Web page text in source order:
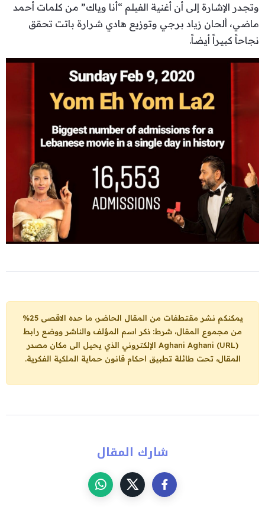
وتجدر الإشارة إلى أن أغنية الفيلم “أنا وياك” من كلمات أحمد
ماضي، ألحان زياد برجي وتوزيع هادي شرارة باتت تحقق
نجاحاً كبيراً أيضاً.
يمكنكم نشر مقتطفات من المقال الحاضر، ما حده الاقصى 25%
من مجموع المقال، شرط: ذكر اسم المؤلف والناشر ووضع رابط
Aghani Aghani (URL) الإلكتروني الذي يحيل الى مكان مصدر
المقال، تحت طائلة تطبيق احكام قانون حماية الملكية الفكرية.
شارك المقال